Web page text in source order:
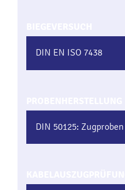
DIN EN ISO 7438
DIN 50125: Zugproben